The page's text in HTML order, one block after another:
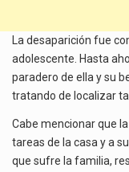
La desaparición fue
adolescente. Hasta
paradero de ella y su
tratando de localizar
Cabe mencionar que
tareas de la casa y a
que sufre la familia,